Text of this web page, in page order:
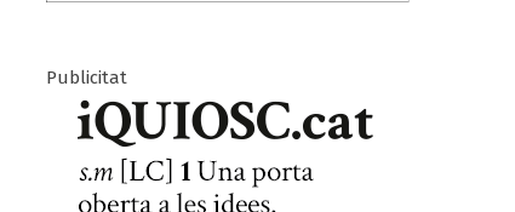
Publicitat